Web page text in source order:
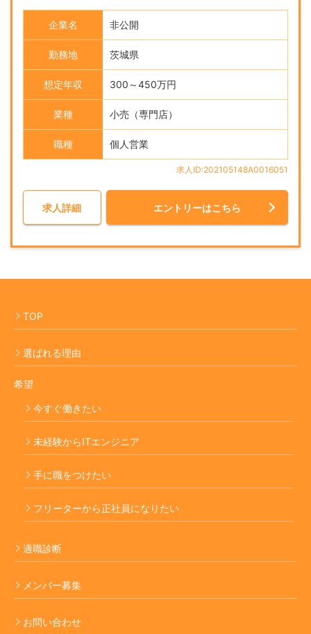
企業名 非公開
勤務地 茨城県
想定年収 300～450万円
業種 小売（専門店）
職種 個人営業
求人ID:202105148A0016051
求人詳細 エントリーはこちら
TOP
選ばれる理由
希望
今すぐ働きたい
未経験からITエンジニア
手に職をつけたい
フリーターから正社員になりたい
適職診断
メンバー募集
お問い合わせ